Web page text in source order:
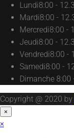
Lundi8:00 -
Mardi8:00 -
Mercredi8:00 -
Jeudi8:00 -
Vendredi8:00 -
Samedi8:00 -
Dimanche 8:00
Copyright @ 2020 by
×
×